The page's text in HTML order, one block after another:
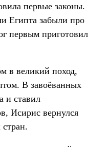
первые законы.
Египта забыли про
первым приготовил
в великий поход,
В завоёванных
и ставил
Исирис вернулся